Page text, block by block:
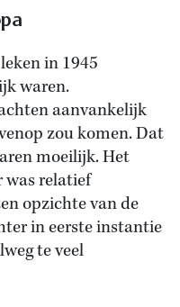
in 1945
waren.
aanvankelijk
zou komen. Dat
moeilijk. Het
relatief
opzichte van de
in eerste instantie
te veel